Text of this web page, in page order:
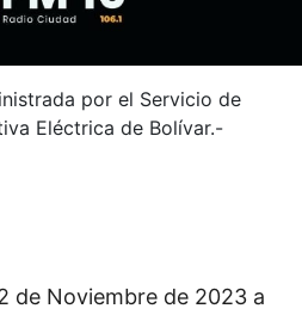
por el Servicio de
Eléctrica de Bolívar.-
de Noviembre de 2023 a